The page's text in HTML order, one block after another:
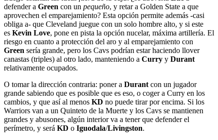
defender a Green con un pequeño, y retar a Golden State a que
aprovechen el emparejamiento? Esta opción permite además -casi
obliga a- que Cleveland juegue con un solo hombre alto, y si este
es Kevin Love, pone en pista la opción nucelar, máxima artillería. El
riesgo en cuanto a protección del aro y al emparejamiento con
Green sería grande, pero los Cavs podrían estar haciendo llover
canastas (triples) al otro lado, manteniendo a Curry y Durant
relativamente ocupados.
O tomar la dirección contraria: poner a Durantcon un jugador
grande sabiendo que es posible que es eso, o coger a Curry en los
cambios, y que así al menos KD no puede tirar por encima. Si los
Warriors van a un Quinteto de la Muerte y los Cavs se mantienen
grandes y abusones, algún interior va a tener que defender el
perímetro, y será KD o Iguodala/Livingston.